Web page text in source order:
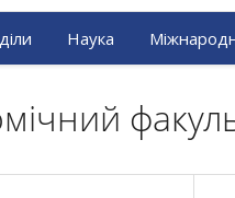
Наука